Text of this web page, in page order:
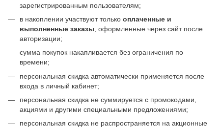
зарегистрированным пользователям;
в накоплении участвуют только оплаченные и
выполненные заказы , оформленные через сайт после
авторизации;
сумма покупок накапливается без ограничения по
времени;
персональная скидка автоматически применяется после
входа в личный кабинет;
персональная скидка не суммируется с промокодами,
акциями и другими специальными предложениями;
персональная скидка не распространяется на акционные